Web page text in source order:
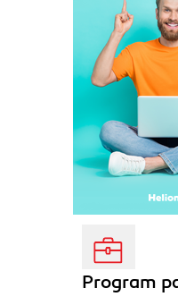
Program